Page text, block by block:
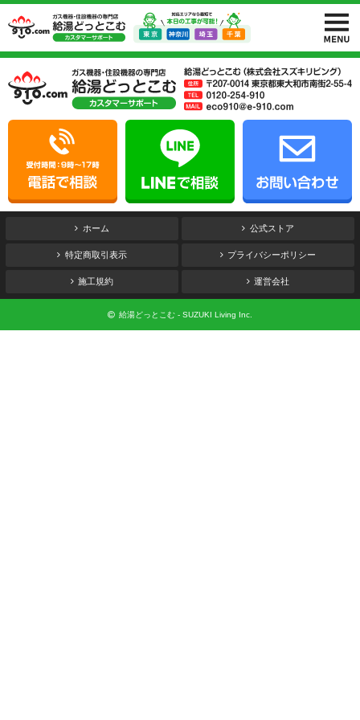
ホーム 公式ストア
特定商取引表示 プライバシーポリシー
施工規約 運営会社
給湯どっとこむ - SUZUKI Living Inc.